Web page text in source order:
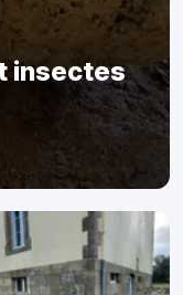
insectes